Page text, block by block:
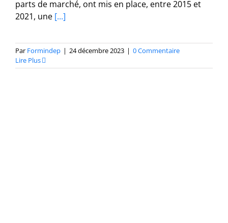
parts de marché, ont mis en place, entre 2015 et
2021, une [...]
Par Formindep | 24 décembre 2023 | 0 Commentaire
Lire Plus